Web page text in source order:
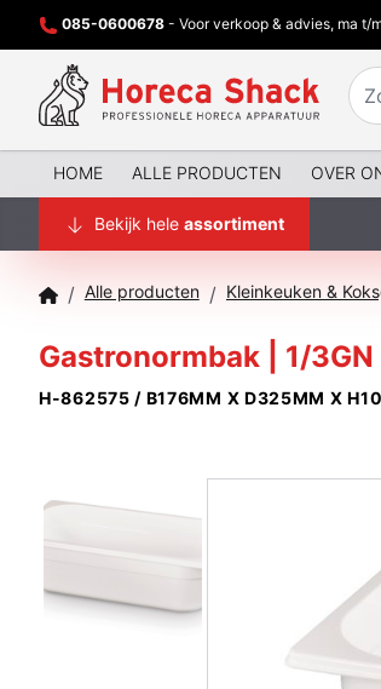
085-0600678 - Voor verkoop & advies, ma t/
HOME ALLE PRODUCTEN OVER
Bekijk hele assortiment
/ Alle producten /
Gastronormbak | 1/
H-862575 / B176MM X D325MM X